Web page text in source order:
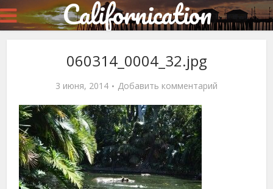
Californication
060314_0004_32.jpg
3 июня, 2014 Добавить комментарий